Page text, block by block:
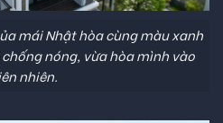
mái Nhật hòa cùng màu xanh
nóng, vừa hòa mình vào
nhiên.